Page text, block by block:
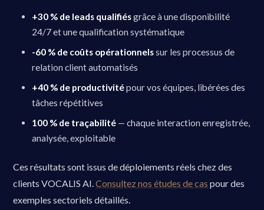
+30 % de leads qualifiésgrâce à une disponibilité
24/7 et une qualification systématique
-60 % de coûts opérationnelssur les processus de
relation client automatisés
+40 % de productivitépour vos équipes, libérées des
tâches répétitives
100 % de traçabilité — chaque interaction enregistrée,
analysée, exploitable
Ces résultats sont issus de déploiements réels chez des
clients VOCALIS AI.Consultez nos études de cas pour des
exemples sectoriels détaillés.